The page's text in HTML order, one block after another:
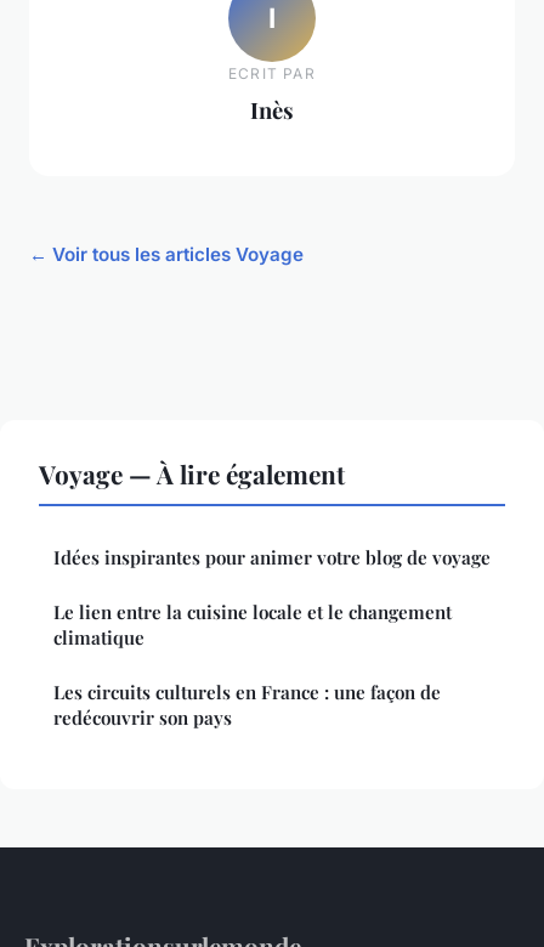
I
ECRIT PAR
Inès
← Voir tous les articles Voyage
Voyage — À lire également
Idées inspirantes pour animer votre blog de voyage
Le lien entre la cuisine locale et le changement
climatique
Les circuits culturels en France : une façon de
redécouvrir son pays